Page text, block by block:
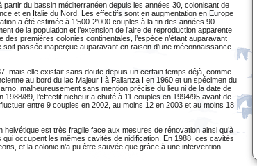
du bassin méditerranéen depuis les années 30, colonisant de
et en Italie du Nord. Les effectifs sont en augmentation en Europe
a été estimée à 1'500-2'000 couples à la fin des années 90
de la population et l’extension de l’aire de reproduction apparente
premières colonies continentales, l’espèce n’étant auparavant
soit passée inaperçue auparavant en raison d’une méconnaissance
mais elle existait sans doute depuis un certain temps déjà, comme
au bord du lac Majeur I à Pallanza I en 1960 et un spécimen du
malheureusement sans mention précise du lieu ni de la date de
89, l’effectif nicheur a chuté à 11 couples en 1994/95 avant de
entre 9 couples en 2002, au moins 12 en 2003 et au moins 18
helvétique est très fragile face aux mesures de rénovation ainsi qu’à
occupent les mêmes cavités de nidification. En 1988, ces cavités
et la colonie n’a pu être sauvée que grâce à une intervention